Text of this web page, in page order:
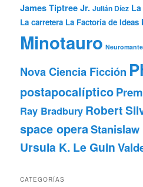
James Tiptree Jr. Julián Díez
La carretera La Factoría de Ideas
Minotauro Neuromante
Nova Ciencia Ficción
postapocalíptico
Ray Bradbury Robert
space operaStanislaw
Ursula K. Le Guin
CATEGORÍAS